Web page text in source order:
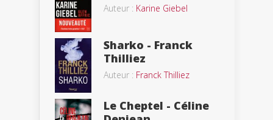
Auteur : Karine Giebel
Sharko - Franck
Thilliez
Auteur : Franck Thilliez
Le Cheptel - Céline